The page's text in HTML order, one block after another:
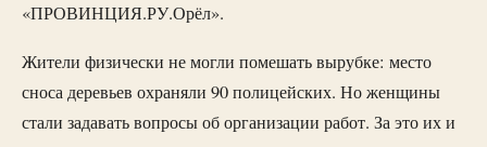
«ПРОВИНЦИЯ.РУ.Орёл».
Жители физически не могли помешать вырубке: место
сноса деревьев охраняли 90 полицейских. Но женщины
стали задавать вопросы об организации работ. За это их и